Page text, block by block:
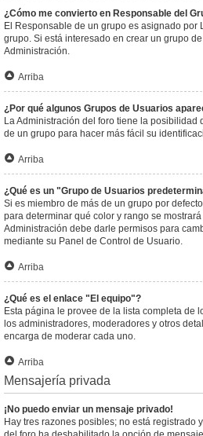
¿Cómo me convierto en Responsable del
El Responsable de un grupo es asignado por
grupo. Si está interesado en crear un grupo
Administración.
Arriba
¿Por qué algunos Grupos de Usuarios
La Administración del foro tiene la
de un grupo para hacer más fácil su
Arriba
¿Qué es un "Grupo de Usuarios
Si es miembro de más de un grupo por
para determinar qué color y rango se
Administración debe darle permisos para
mediante su Panel de Control de Usuario.
Arriba
¿Qué es el enlace "El equipo"?
Esta página le provee de la lista completa de
los administradores, moderadores y otros
encarga de moderar cada uno.
Arriba
Mensajería privada
¡No puedo enviar un mensaje privado!
Hay tres razones posibles; no está registrado